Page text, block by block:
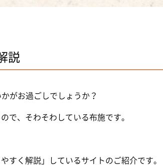
説
がお過ごしでしょうか？
で、そわそわしている布施です。
すく解説」しているサイトのご紹介です。